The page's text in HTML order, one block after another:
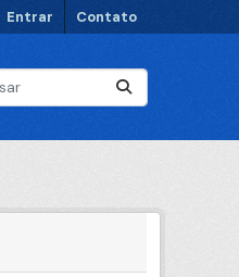
Entrar Contato